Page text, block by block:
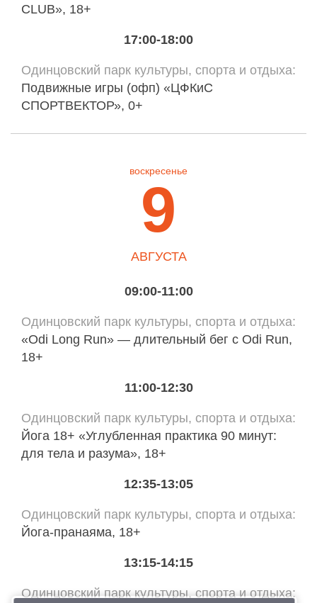
CLUB», 18+
17:00-18:00
Одинцовский парк культуры, спорта и отдыха
Подвижные игры (офп) «ЦФКиС
СПОРТВЕКТОР», 0+
воскресенье
9
АВГУСТА
09:00-11:00
Одинцовский парк культуры, спорта и отдыха
«Odi Long Run» — длительный бег с Odi Run,
18+
11:00-12:30
Одинцовский парк культуры, спорта и отдыха
Йога 18+ «Углубленная практика 90 минут:
для тела и разума», 18+
12:35-13:05
Одинцовский парк культуры, спорта и отдыха
Йога-пранаяма, 18+
13:15-14:15
Одинцовский парк культуры, спорта и отдыха